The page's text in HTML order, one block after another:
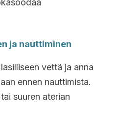
ja nauttiminen
vettä ja anna
ennen nauttimista.
suuren aterian